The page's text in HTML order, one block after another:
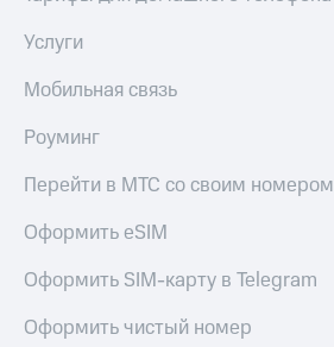
Услуги
Мобильная связь
Роуминг
Перейти в МТС со своим номером
Оформить eSIM
Оформить SIM-карту в Telegram
Оформить чистый номер